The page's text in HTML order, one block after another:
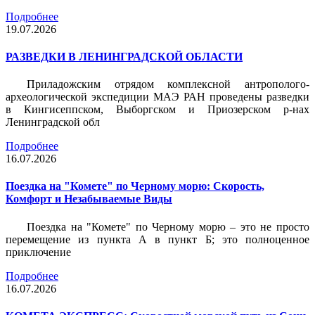
Подробнее
19.07.2026
РАЗВЕДКИ В ЛЕНИНГРАДСКОЙ ОБЛАСТИ
Приладожским отрядом комплексной антрополого-
археологической экспедиции МАЭ РАН проведены разведки
в Кингисеппском, Выборгском и Приозерском р-нах
Ленинградской обл
Подробнее
16.07.2026
Поездка на "Комете" по Черному морю: Скорость,
Комфорт и Незабываемые Виды
Поездка на "Комете" по Черному морю – это не просто
перемещение из пункта А в пункт Б; это полноценное
приключение
Подробнее
16.07.2026